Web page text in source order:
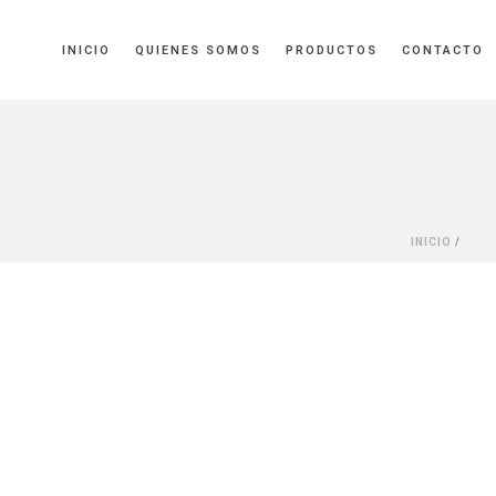
INICIO QUIENES SOMOS PRODUCTOS CONTACTO
INICIO /